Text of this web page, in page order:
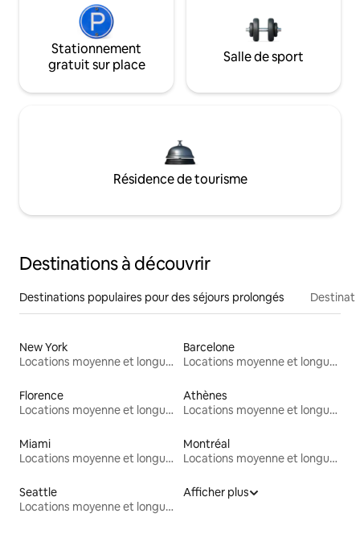
Stationnement
gratuit sur place
Salle de sport
Résidence de tourisme
Destinations à découvrir
Destinations populaires pour des séjours prolongés
New York
Locations moyenne et longue durée
Barcelone
Locations moyenne et longue durée
Florence
Locations moyenne et longue durée
Athènes
Locations moyenne et longue durée
Miami
Locations moyenne et longue durée
Montréal
Locations moyenne et longue durée
Seattle
Locations moyenne et longue durée
Afficher plus